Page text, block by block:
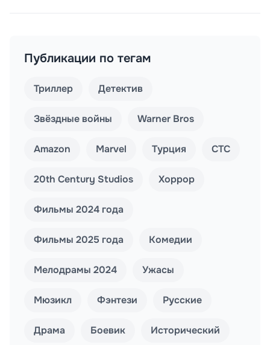
Публикации по тегам
Триллер Детектив
Звёздные войны Warner Bros
Amazon Marvel Турция СТС
20th Century Studios Хоррор
Фильмы 2024 года
Фильмы 2025 года Комедии
Мелодрамы 2024 Ужасы
Мюзикл Фэнтези Русские
Драма Боевик Исторический